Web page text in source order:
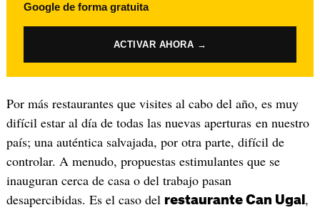
Google de forma gratuita
ACTIVAR AHORA →
Por más restaurantes que visites al cabo del año, es muy
difícil estar al día de todas las nuevas aperturas en nuestro
país; una auténtica salvajada, por otra parte, difícil de
controlar. A menudo, propuestas estimulantes que se
inauguran cerca de casa o del trabajo pasan
desapercibidas. Es el caso del restaurante Can Ugal ,